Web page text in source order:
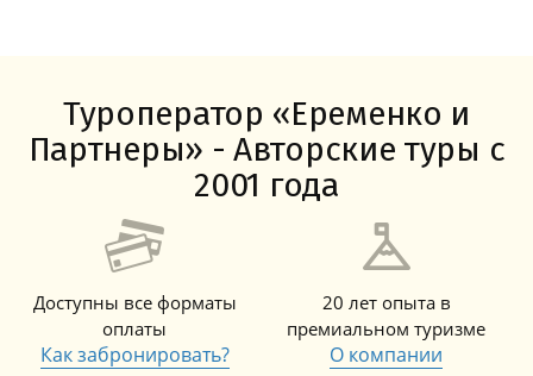
Туроператор «Еременко и
Партнеры» - Авторские туры с
2001 года
Доступны все форматы
оплаты
Как забронировать?
20 лет опыта в
премиальном туризме
О компании